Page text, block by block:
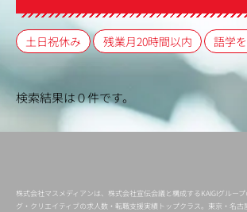
土日祝休み 残業月20時間以内 語学
検索結果は０件です。
株式会社マスメディアンは、株式会社宣伝会議と構成するKAIGIグルー
グ・クリエイティブの求人数・転職支援実績トップクラス。東京・名